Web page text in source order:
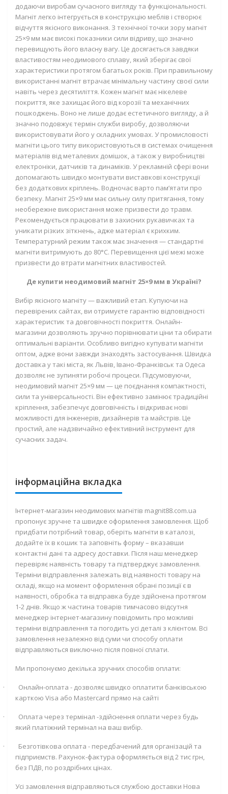
додаючи виробам сучасного вигляду та функціональності.
Магніт легко інтегрується в конструкцію меблів і створює
відчуття якісного виконання. З технічної точки зору магніт
25×9 мм має високі показники сили відриву, що значно
перевищують його власну вагу. Це досягається завдяки
властивостям неодимового сплаву, який зберігає свої
характеристики протягом багатьох років. При правильному
використанні магніт втрачає мінімальну частину своєї сили
навіть через десятиліття. Кожен магніт має нікелеве
покриття, яке захищає його від корозії та механічних
пошкоджень. Воно не лише додає естетичного вигляду, а й
значно подовжує термін служби виробу, дозволяючи
використовувати його у складних умовах. У промисловості
магніти цього типу використовуються в системах очищення
матеріалів від металевих домішок, а також у виробництві
електроніки, датчиків та динаміків. У рекламній сфері вони
допомагають швидко монтувати виставкові конструкції
без додаткових кріплень. Водночас варто пам’ятати про
безпеку. Магніт 25×9 мм має сильну силу притягання, тому
необережне використання може призвести до травм.
Рекомендується працювати в захисних рукавичках та
уникати різких зіткнень, адже матеріал є крихким.
Температурний режим також має значення — стандартні
магніти витримують до 80°C. Перевищення цієї межі може
призвести до втрати магнітних властивостей.
Де купити неодимовий магніт 25×9 мм в Україні?
Вибір якісного магніту — важливий етап. Купуючи на
перевірених сайтах, ви отримуєте гарантію відповідності
характеристик та довговічності покриття. Онлайн-
магазини дозволяють зручно порівнювати ціни та обирати
оптимальні варіанти. Особливо вигідно купувати магніти
оптом, адже вони завжди знаходять застосування. Швидка
доставка у такі міста, як Львів, Івано-Франківськ та Одеса
дозволяє не зупиняти робочі процеси. Підсумовуючи,
неодимовий магніт 25×9 мм — це поєднання компактності,
сили та універсальності. Він ефективно замінює традиційні
кріплення, забезпечує довговічність і відкриває нові
можливості для інженерів, дизайнерів та майстрів. Це
простий, але надзвичайно ефективний інструмент для
сучасних задач.
інформаційна вкладка
Інтернет-магазин неодимових магнітів magnit88.com.ua
пропонує зручне та швидке оформлення замовлення. Щоб
придбати потрібний товар, оберіть магніти в каталозі,
додайте їх в кошик та заповніть форму – вказавши
контактні дані та адресу доставки. Після наш менеджер
перевіряє наявність товару та підтверджує замовлення.
Терміни відправлення залежать від наявності товару на
складі, якщо на момент оформлення обрані позиції є в
наявності, обробка та відправка буде здійснена протягом
1-2 днів. Якщо ж частина товарів тимчасово відсутня
менеджер інтернет-магазину повідомить про можливі
терміни відправлення та погодить усі деталі з клієнтом. Всі
замовлення незалежно від суми чи способу оплати
відправляються виключно після повної сплати.
Ми пропонуємо декілька зручних способів оплати:
·
Онлайн-оплата - дозволяє швидко оплатити банківською
карткою Visa або Mastercard прямо на сайті
·
Оплата через термінал -здійснення оплати через будь
який платіжний термінал на ваш вибір.
·
Безготівкова оплата - передбачений для організацій та
підприємств. Рахунок-фактура оформляється від 2 тис грн,
без ПДВ, по роздрібних цінах.
Усі замовлення відправляються службою доставки Нова